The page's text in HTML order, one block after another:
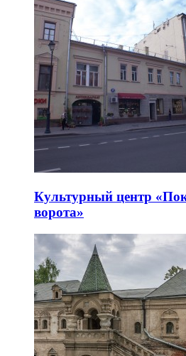
Арт-пространство